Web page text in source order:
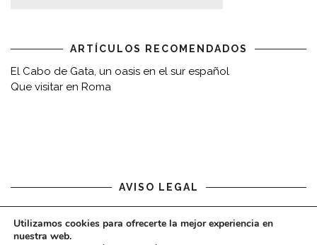
ARTÍCULOS RECOMENDADOS
El Cabo de Gata, un oasis en el sur español
Que visitar en Roma
AVISO LEGAL
Aviso legal
Utilizamos cookies para ofrecerte la mejor experiencia en
nuestra web.